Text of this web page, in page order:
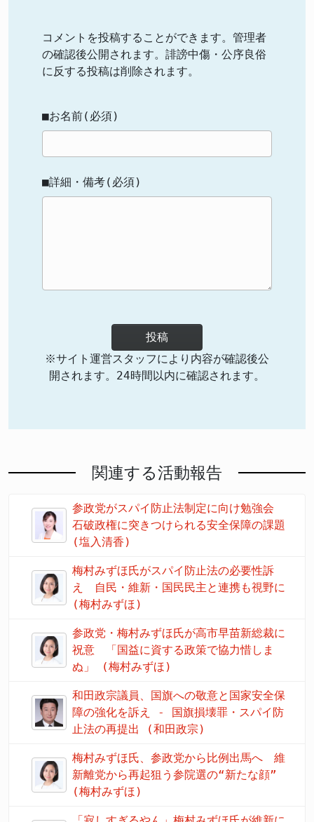
コメントを投稿することができます。管理者
の確認後公開されます。誹謗中傷・公序良俗
に反する投稿は削除されます。
■お名前(必須)
■詳細・備考(必須)
投稿
※サイト運営スタッフにより内容が確認後公
開されます。24時間以内に確認されます。
関連する活動報告
参政党がスパイ防止法制定に向け勉強会
石破政権に突きつけられる安全保障の課題
(塩入清香)
梅村みずほ氏がスパイ防止法の必要性訴
え 自民・維新・国民民主と連携も視野に
(梅村みずほ)
参政党・梅村みずほ氏が高市早苗新総裁に
祝意 「国益に資する政策で協力惜しま
ぬ」 (梅村みずほ)
和田政宗議員、国旗への敬意と国家安全保
障の強化を訴え - 国旗損壊罪・スパイ防
止法の再提出 (和田政宗)
梅村みずほ氏、参政党から比例出馬へ 維
新離党から再起狙う参院選の“新たな顔”
(梅村みずほ)